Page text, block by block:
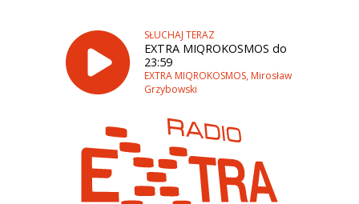
SŁUCHAJ TERAZ
EXTRA MIQROKOSMOS do
23:59
EXTRA MIQROKOSMOS, Mirosław
Grzybowski